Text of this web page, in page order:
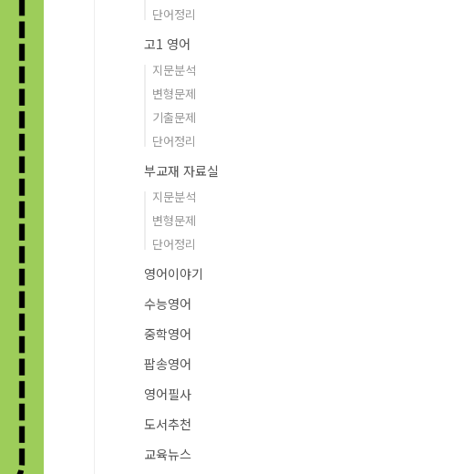
단어정리
고1 영어
지문분석
변형문제
기출문제
단어정리
부교재 자료실
지문분석
변형문제
단어정리
영어이야기
수능영어
중학영어
팝송영어
영어필사
도서추천
교육뉴스